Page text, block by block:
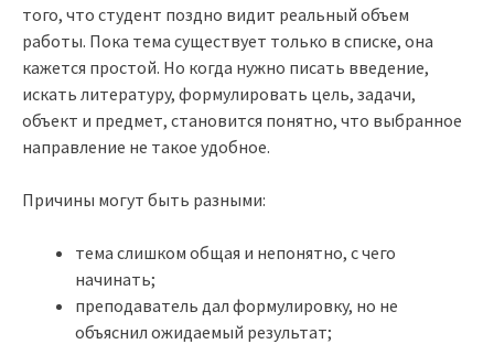
того, что студент поздно видит реальный объем
работы. Пока тема существует только в списке, она
кажется простой. Но когда нужно писать введение,
искать литературу, формулировать цель, задачи,
объект и предмет, становится понятно, что выбранное
направление не такое удобное.
Причины могут быть разными:
тема слишком общая и непонятно, с чего
начинать;
преподаватель дал формулировку, но не
объяснил ожидаемый результат;